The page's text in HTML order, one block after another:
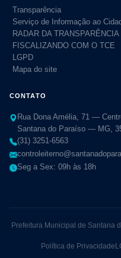
Transparência
Serviço de Informação ao
RADAR DA TRANSPARÊNCIA
FISCALIZANDO COM O TCE
LGPD
Mapa do site
CONTATO
Rua Dona Amélia, 71 —
Santana do Paraíso — MG,
(31) 3251-6563
Seg a Sex: 09h às 18h
Prefeitura Municipal de Santana
Política de Privacidade